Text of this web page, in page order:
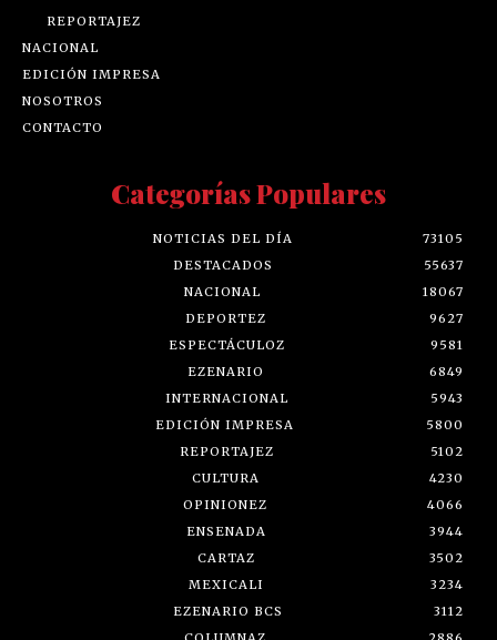
REPORTAJEZ
NACIONAL
EDICIÓN IMPRESA
NOSOTROS
CONTACTO
Categorías Populares
NOTICIAS DEL DÍA
73105
DESTACADOS
55637
NACIONAL
18067
DEPORTEZ
9627
ESPECTÁCULOZ
9581
EZENARIO
6849
INTERNACIONAL
5943
EDICIÓN IMPRESA
5800
REPORTAJEZ
5102
CULTURA
4230
OPINIONEZ
4066
ENSENADA
3944
CARTAZ
3502
MEXICALI
3234
EZENARIO BCS
3112